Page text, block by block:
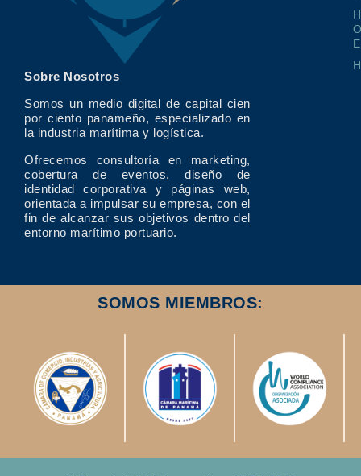
Sobre Nosotros
Somos un medio digital de capital cien
por ciento panameño, especializado en
la industria marítima y logística.
Ofrecemos consultoría en marketing,
cobertura de eventos, diseño de
identidad corporativa y páginas web,
orientada a impulsar su empresa, con el
fin de alcanzar sus objetivos dentro del
entorno marítimo portuario.
SOMOS MIEMBROS: